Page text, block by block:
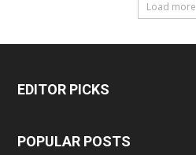
Load more
EDITOR PICKS
POPULAR POSTS